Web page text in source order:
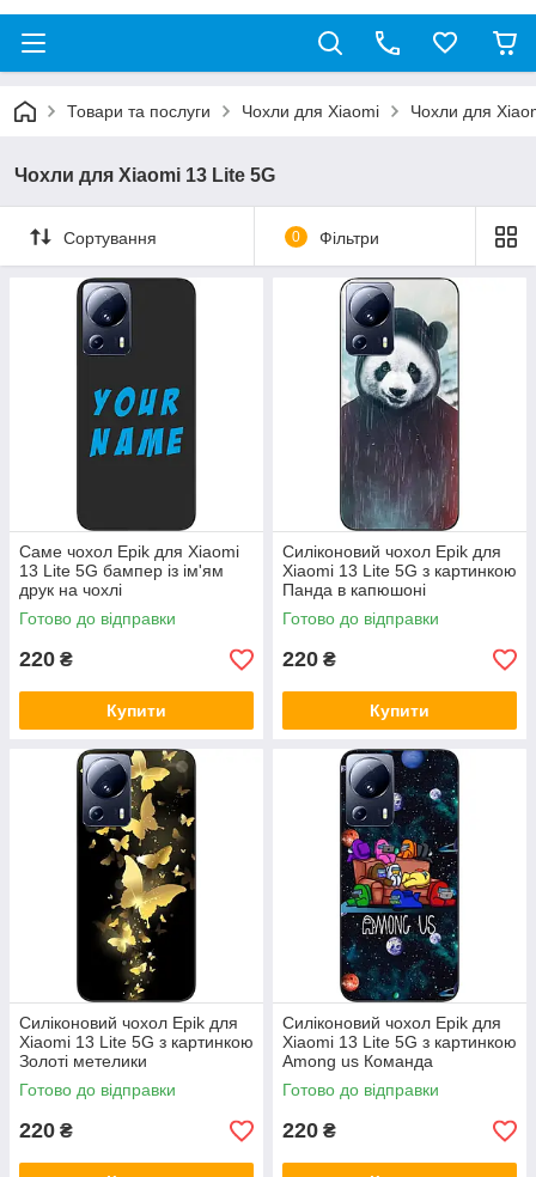
Товари та послуги Чохли для Xiaomi Чохли для
Чохли для Xiaomi 13 Lite 5G
Сортування 0 Фільтри
Саме чохол Epik для Xiaomi
13 Lite 5G бампер із ім'ям
друк на чохлі
Готово до відправки
220 ₴
Купити
Силіконовий чохол Epik для
Xiaomi 13 Lite 5G з картинкою
Панда в капюшоні
Готово до відправки
220 ₴
Купити
Силіконовий чохол Epik для
Xiaomi 13 Lite 5G з картинкою
Золоті метелики
Готово до відправки
220 ₴
Силіконовий чохол Epik для
Xiaomi 13 Lite 5G з картинкою
Among us Команда
Готово до відправки
220 ₴